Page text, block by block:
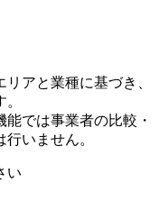
アと業種に基づき、
では事業者の比較・
いません。
い